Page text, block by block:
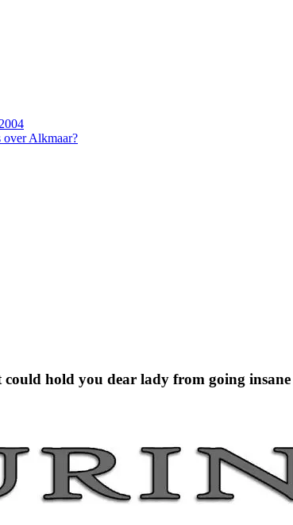
over Alkmaar?
hold you dear lady from going